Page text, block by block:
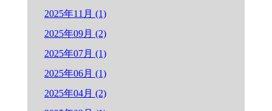
2025年11月 (1)
2025年09月 (2)
2025年07月 (1)
2025年06月 (1)
2025年04月 (2)